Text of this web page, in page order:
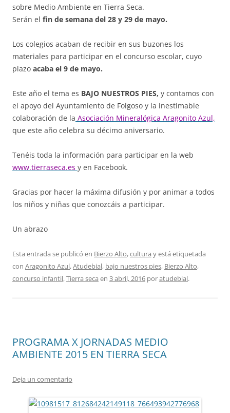
sobre Medio Ambiente en Tierra Seca.
Serán el fin de semana del 28 y 29 de mayo.
Los colegios acaban de recibir en sus buzones los
materiales para participar en el concurso escolar, cuyo
plazo acaba el 9 de mayo.
Este año el tema es BAJO NUESTROS PIES, y contamos con
el apoyo del Ayuntamiento de Folgoso y la inestimable
colaboración de la Asociación Mineralógica Aragonito Azul,
que este año celebra su décimo aniversario.
Tenéis toda la información para participar en la web
www.tierraseca.es y en Facebook.
Gracias por hacer la máxima difusión y por animar a todos
los niños y niñas que conozcáis a participar.
Un abrazo
Esta entrada se publicó en Bierzo Alto,cultura y está etiquetada
con Aragonito Azul,Atudebial, bajo nuestros pies, Bierzo Alto,
concurso infantil,Tierra seca en 3 abril, 2016 poratudebial.
PROGRAMA X JORNADAS MEDIO
Deja un comentario